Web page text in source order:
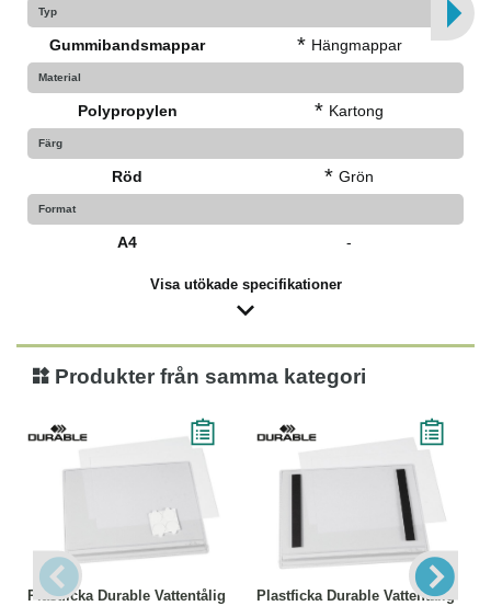
Typ
Gummibandsmappar * Hängmappar
Material
Polypropylen * Kartong
Färg
Röd * Grön
Format
A4 -
Visa utökade specifikationer
Produkter från samma kategori
Plastficka Durable Vattentålig
Plastficka Durable Vattentålig